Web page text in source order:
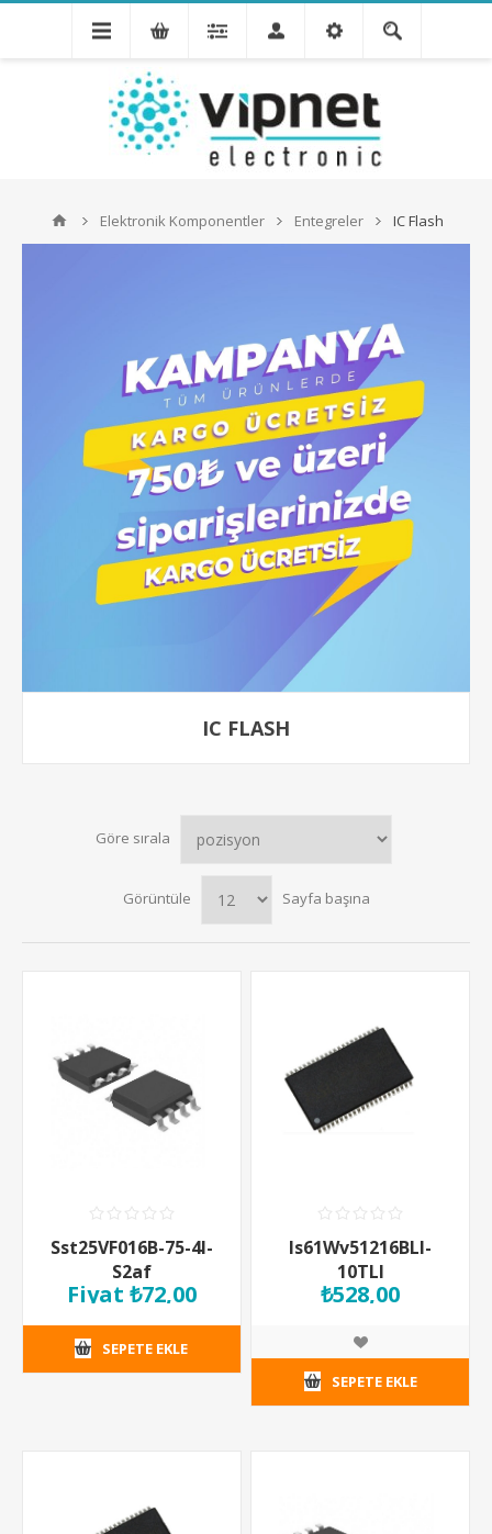
Elektronik Komponentler Entegreler IC Flash
IC FLASH
Göre sırala
Görüntüle Sayfa başına
Sst25VF016B-75-4I-
S2af
Fiyat ₺72,00
SEPETE EKLE
Is61Wv51216BLl-
10TLI
₺528,00
SEPETE EKLE